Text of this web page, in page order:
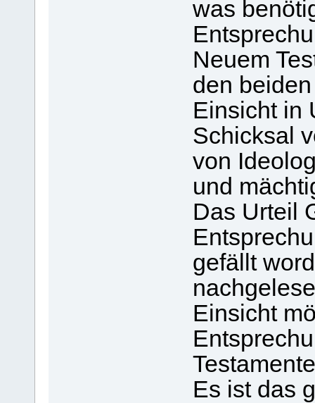
was
Neuem
den
Einsicht in
Schicksal
von
und
Das Urteil
gefällt
Einsicht
Es ist das